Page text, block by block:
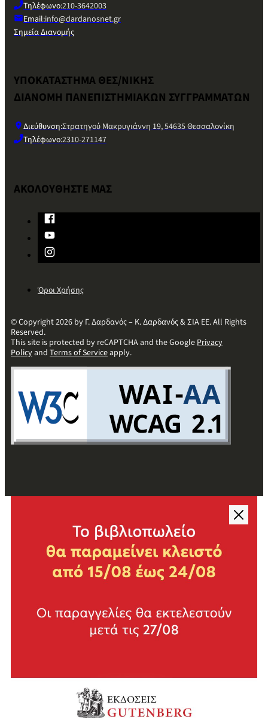
Τηλέφωνο:210-3642003
Email:info@dardanosnet.gr
Σημεία Διανομής
ΥΠΟΚΑΤΑΣΤΗΜΑ ΘΕΣ/ΝΙΚΗΣ
ΔΙΑΝΟΜΗ ΠΑΝΕΠΙΣΤΗΜΙΑΚΩΝ ΣΥΓΓΡΑΜΜΑΤΩΝ
Διεύθυνση:Στρατηγού Μακρυγιάννη 19, 54635 Θεσσαλονίκη
Τηλέφωνο:2310-271147
ΑΚΟΛΟΥΘΗΣΤΕ ΜΑΣ
Όροι Χρήσης
© Copyright 2026 by Γ. Δαρδανός – Κ. Δαρδανός & ΣΙΑ ΕΕ. All Rights
Reserved.
This site is protected by reCAPTCHA and the GooglePrivacy
Policyand Terms of Serviceapply.